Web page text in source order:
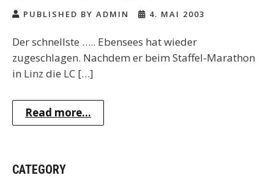
PUBLISHED BY ADMIN 4. MAI 2003
Der schnellste ….. Ebensees hat wieder
zugeschlagen. Nachdem er beim Staffel-Marathon
in Linz die LC […]
Read more...
CATEGORY